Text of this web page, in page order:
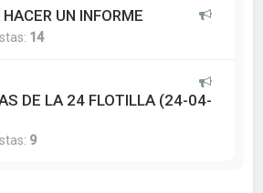
UN INFORME
14
DE LA 24 FLOTILLA (24-04-
9